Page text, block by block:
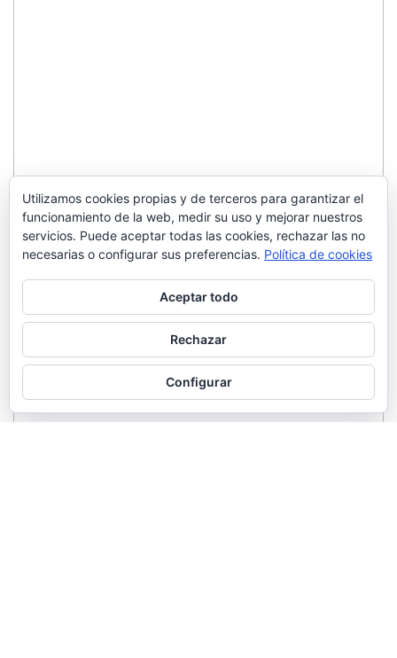
Utilizamos cookies propias y de terceros para garantizar el
funcionamiento de la web, medir su uso y mejorar nuestros
servicios. Puede aceptar todas las cookies, rechazar las no
necesarias o configurar sus preferencias. Política de cookies
Aceptar todo
Rechazar
Configurar